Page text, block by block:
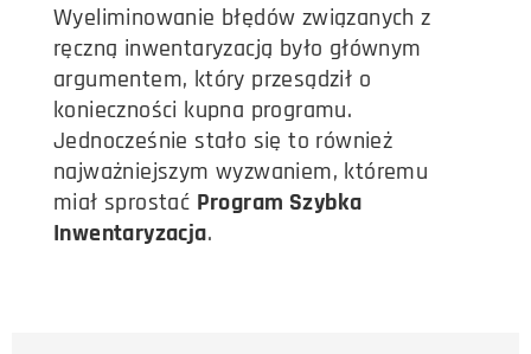
Wyeliminowanie błędów związanych z
ręczną inwentaryzacją było głównym
argumentem, który przesądził o
konieczności kupna programu.
Jednocześnie stało się to również
najważniejszym wyzwaniem, któremu
miał sprostać Program Szybka
Inwentaryzacja.